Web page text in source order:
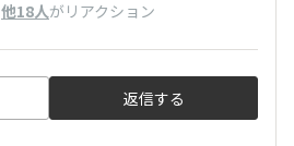
他18人がリアクション
返信する